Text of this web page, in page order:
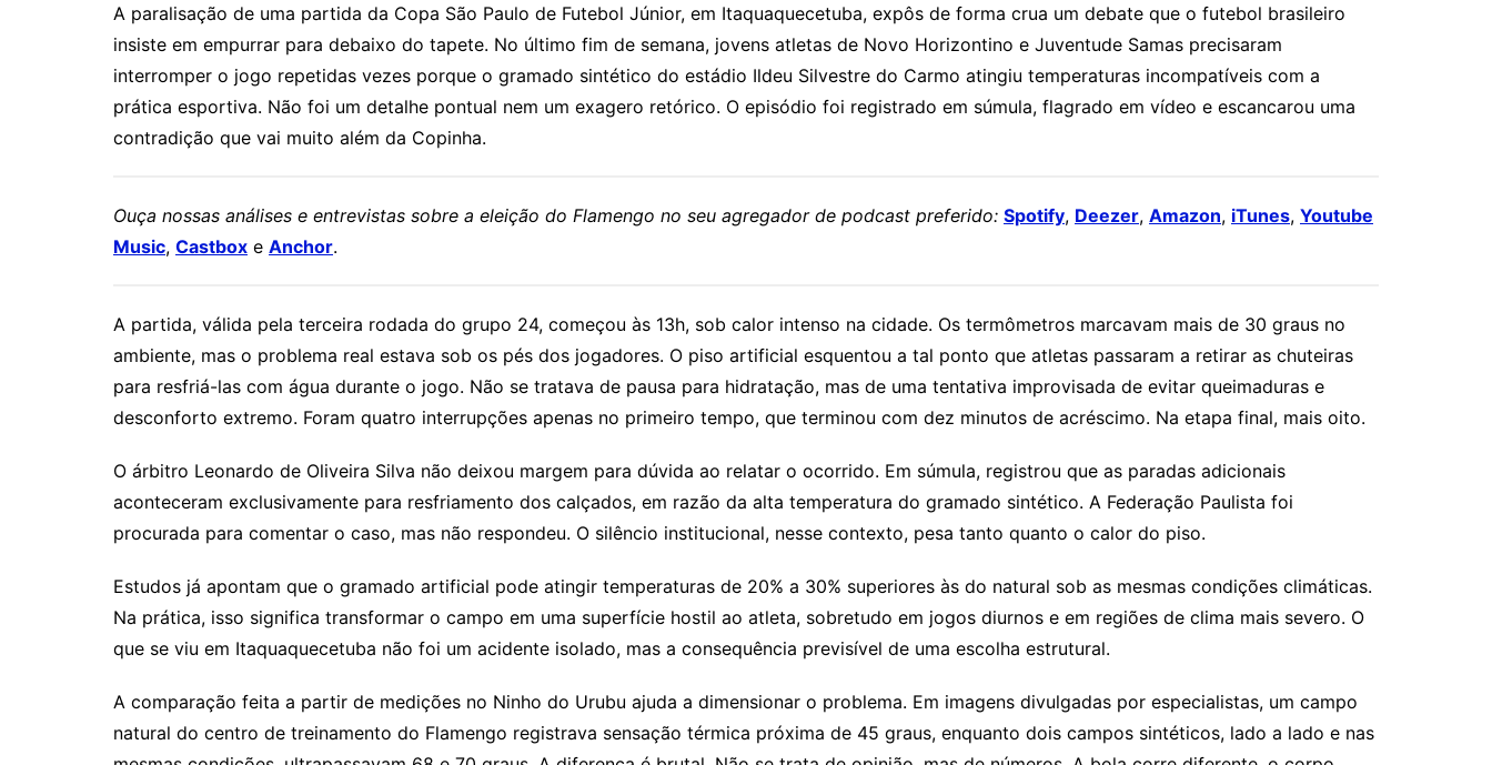
A paralisação de uma partida da Copa São Paulo de Futebol Júnior, em Itaquaquecetuba, expôs de forma crua um debate que o futebol brasileiro
insiste em empurrar para debaixo do tapete. No último fim de semana, jovens atletas de Novo Horizontino e Juventude Samas precisaram
interromper o jogo repetidas vezes porque o gramado sintético do estádio Ildeu Silvestre do Carmo atingiu temperaturas incompatíveis com a
prática esportiva. Não foi um detalhe pontual nem um exagero retórico. O episódio foi registrado em súmula, flagrado em vídeo e escancarou uma
contradição que vai muito além da Copinha.
Ouça nossas análises e entrevistas sobre a eleição do Flamengo no seu agregador de podcast preferido: Spotify, Deezer, Amazon, iTunes, Youtube
Music, Castbox e Anchor.
A partida, válida pela terceira rodada do grupo 24, começou às 13h, sob calor intenso na cidade. Os termômetros marcavam mais de 30 graus no
ambiente, mas o problema real estava sob os pés dos jogadores. O piso artificial esquentou a tal ponto que atletas passaram a retirar as chuteiras
para resfriá-las com água durante o jogo. Não se tratava de pausa para hidratação, mas de uma tentativa improvisada de evitar queimaduras e
desconforto extremo. Foram quatro interrupções apenas no primeiro tempo, que terminou com dez minutos de acréscimo. Na etapa final, mais oito.
O árbitro Leonardo de Oliveira Silva não deixou margem para dúvida ao relatar o ocorrido. Em súmula, registrou que as paradas adicionais
aconteceram exclusivamente para resfriamento dos calçados, em razão da alta temperatura do gramado sintético. A Federação Paulista foi
procurada para comentar o caso, mas não respondeu. O silêncio institucional, nesse contexto, pesa tanto quanto o calor do piso.
Estudos já apontam que o gramado artificial pode atingir temperaturas de 20% a 30% superiores às do natural sob as mesmas condições climáticas.
Na prática, isso significa transformar o campo em uma superfície hostil ao atleta, sobretudo em jogos diurnos e em regiões de clima mais severo. O
que se viu em Itaquaquecetuba não foi um acidente isolado, mas a consequência previsível de uma escolha estrutural.
A comparação feita a partir de medições no Ninho do Urubu ajuda a dimensionar o problema. Em imagens divulgadas por especialistas, um campo
natural do centro de treinamento do Flamengo registrava sensação térmica próxima de 45 graus, enquanto dois campos sintéticos, lado a lado e nas